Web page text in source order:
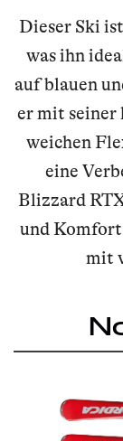
Dieser Ski
was ihn
auf blauen
er mit seiner
weichen
eine
Blizzard
und
mit